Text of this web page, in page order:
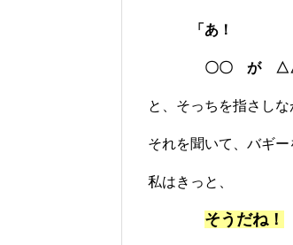
「あ！
〇〇 が △△ に
と、そっちを指さしな
それを聞いて、バギー
私はきっと、
そうだね！